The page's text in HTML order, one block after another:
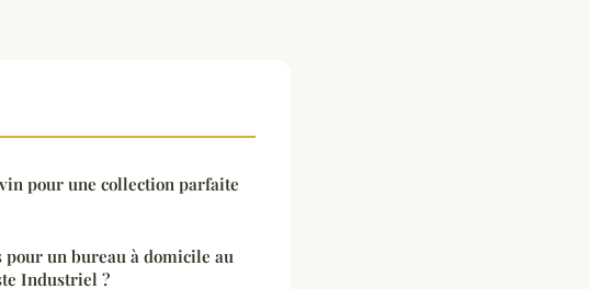
pour une collection parfaite
pour un bureau à domicile au
Industriel ?